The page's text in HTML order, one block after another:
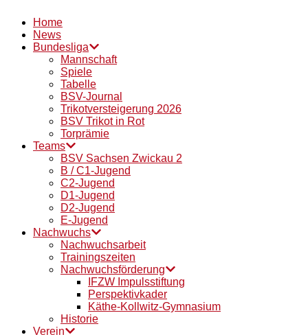
Home
News
Bundesliga
Mannschaft
Spiele
Tabelle
BSV-Journal
Trikotversteigerung 2026
BSV Trikot in Rot
Torprämie
Teams
BSV Sachsen Zwickau 2
B / C1-Jugend
C2-Jugend
D1-Jugend
D2-Jugend
E-Jugend
Nachwuchs
Nachwuchsarbeit
Trainingszeiten
Nachwuchsförderung
IFZW Impulsstiftung
Perspektivkader
Käthe-Kollwitz-Gymnasium
Historie
Verein